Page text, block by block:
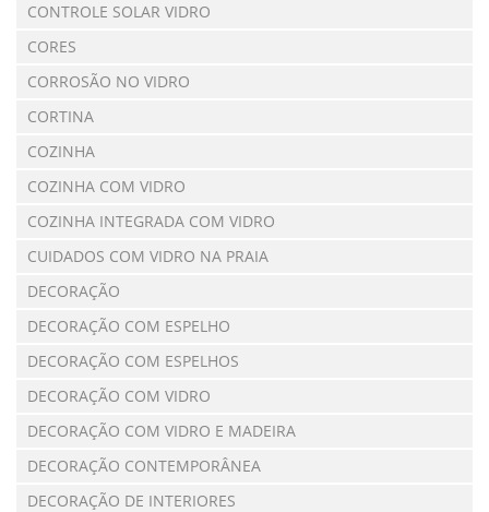
CONTROLE SOLAR VIDRO
CORES
CORROSÃO NO VIDRO
CORTINA
COZINHA
COZINHA COM VIDRO
COZINHA INTEGRADA COM VIDRO
CUIDADOS COM VIDRO NA PRAIA
DECORAÇÃO
DECORAÇÃO COM ESPELHO
DECORAÇÃO COM ESPELHOS
DECORAÇÃO COM VIDRO
DECORAÇÃO COM VIDRO E MADEIRA
DECORAÇÃO CONTEMPORÂNEA
DECORAÇÃO DE INTERIORES